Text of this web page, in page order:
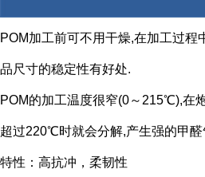
POM加工前可不用干燥,在加工过
品尺寸的稳定性有好处.
POM的加工温度很窄(0～215℃),在
超过220℃时就会分解,产生强的甲醛
特性：高抗冲，柔韧性